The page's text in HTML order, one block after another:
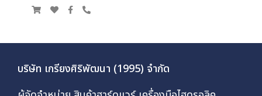
บริษัท เกรียงศิริพัฒนา (1995) จำกัด